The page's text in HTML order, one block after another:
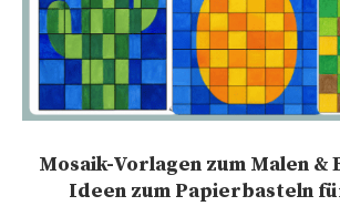
Mosaik-Vorlagen zum Malen &
Ideen zum Papierbasteln